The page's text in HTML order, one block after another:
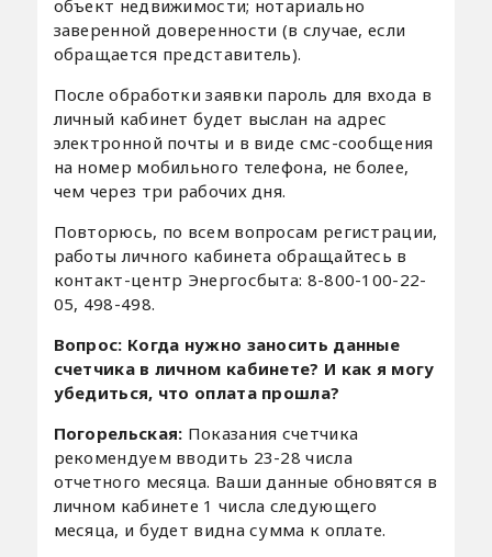
объект недвижимости; нотариально
заверенной доверенности (в случае, если
обращается представитель).
После обработки заявки пароль для входа в
личный кабинет будет выслан на адрес
электронной почты и в виде смс-сообщения
на номер мобильного телефона, не более,
чем через три рабочих дня.
Повторюсь, по всем вопросам регистрации,
работы личного кабинета обращайтесь в
контакт-центр Энергосбыта: 8-800-100-22-
05, 498-498.
Вопрос: Когда нужно заносить данные
счетчика в личном кабинете? И как я могу
убедиться, что оплата прошла?
Погорельская: Показания счетчика
рекомендуем вводить 23-28 числа
отчетного месяца. Ваши данные обновятся в
личном кабинете 1 числа следующего
месяца, и будет видна сумма к оплате.